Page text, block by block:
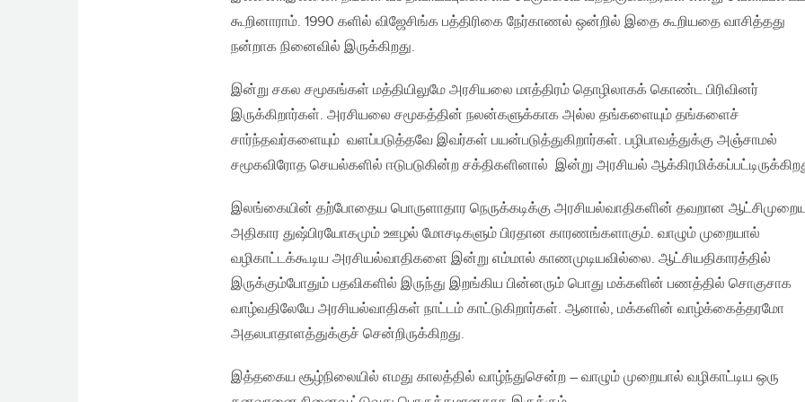
கூறினாராம். 1990 களில் விஜேசிங்க பத்திரிகை நேர்காணல் ஒன்றில் இதை கூறியதை வாசித்தது
நன்றாக நினைவில் இருக்கிறது.
இன்று சகல சமூகங்கள் மத்தியிலுமே அரசியலை மாத்திரம் தொழிலாகக் கொண்ட பிரிவினர்
இருக்கிறார்கள். அரசியலை சமூகத்தின் நலன்களுக்காக அல்ல தங்களையும் தங்களைச்
சார்ந்தவர்களையும் வளப்படுத்தவே இவர்கள் பயன்படுத்துகிறார்கள். பழிபாவத்துக்கு அஞ்சாமல்
சமூகவிரோத செயல்களில் ஈடுபடுகின்ற சக்திகளினால் இன்று அரசியல்
இலங்கையின் தற்போதைய பொருளாதார நெருக்கடிக்கு அரசியல்வாதிகளின் தவறான
அதிகார துஷ்பிரயோகமும் ஊழல் மோசடிகளும் பிரதான காரணங்களாகும். வாழும் முறையால்
வழிகாட்டக்கூடிய அரசியல்வாதிகளை இன்று எம்மால் காணமுடியவில்லை. ஆட்சியதிகாரத்தில்
இருக்கும்போதும் பதவிகளில் இருந்து இறங்கிய பின்னரும் பொது மக்களின் பணத்தில் சொகுசாக
வாழ்வதிலேயே அரசியல்வாதிகள் நாட்டம் காட்டுகிறார்கள். ஆனால், மக்களின் வாழ்க்கைத்தரமோ
அதலபாதாளத்துக்குச் சென்றிருக்கிறது.
இத்தகைய சூழ்நிலையில் எமது காலத்தில் வாழ்ந்துசென்ற – வாழும் முறையால் வழிகாட்டிய ஒரு